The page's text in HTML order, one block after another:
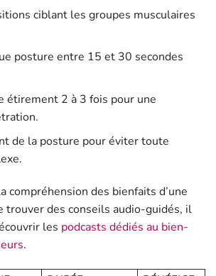
ciblant les groupes musculaires
posture entre 15 et 30 secondes
étirement 2 à 3 fois pour une
de la posture pour éviter toute
compréhension des bienfaits d’une
des conseils audio-guidés, il
les podcasts dédiés au bien-
.